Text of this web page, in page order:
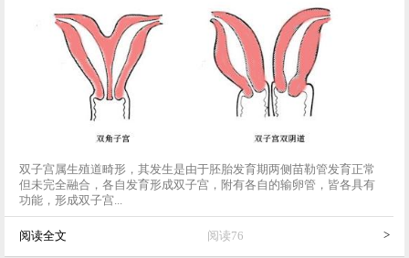
双子宫属生殖道畸形，其发生是由于胚胎发育期两侧苗勒管发育正常
但未完全融合，各自发育形成双子宫，附有各自的输卵管，皆各具有
功能，形成双子宫...
阅读全文 阅读76 >